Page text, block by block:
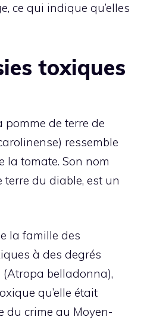
ce qui indique qu’elles
toxiques
pomme de terre de
ressemble
la tomate. Son nom
terre du diable, est un
la famille des
à des degrés
belladonna),
qu’elle était
du crime au Moyen-